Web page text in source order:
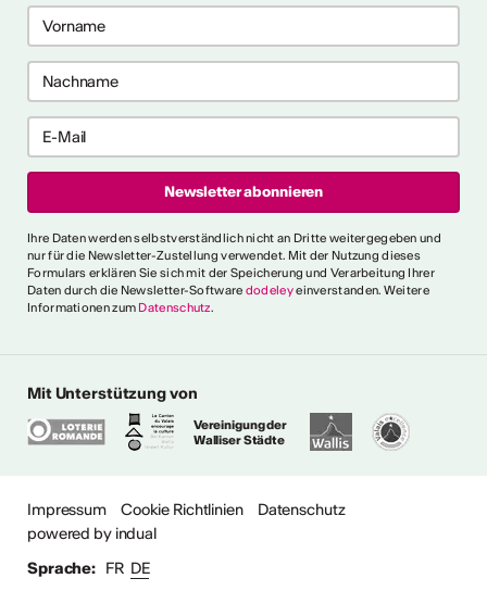
abonnieren
Ihre Daten werden selbstverständlich nicht an Dritte weitergegeben und
nur für die Newsletter-Zustellung verwendet. Mit der Nutzung dieses
Formulars erklären Sie sich mit der Speicherung und Verarbeitung Ihrer
Daten durch die Newsletter-Software dodeleyeinverstanden. Weitere
Informationen zum Datenschutz.
Mit Unterstützung von
Vereinigung der
Walliser Städte
Impressum Cookie Richtlinien
Datenschutz
powered by indual
Sprache: FR DE